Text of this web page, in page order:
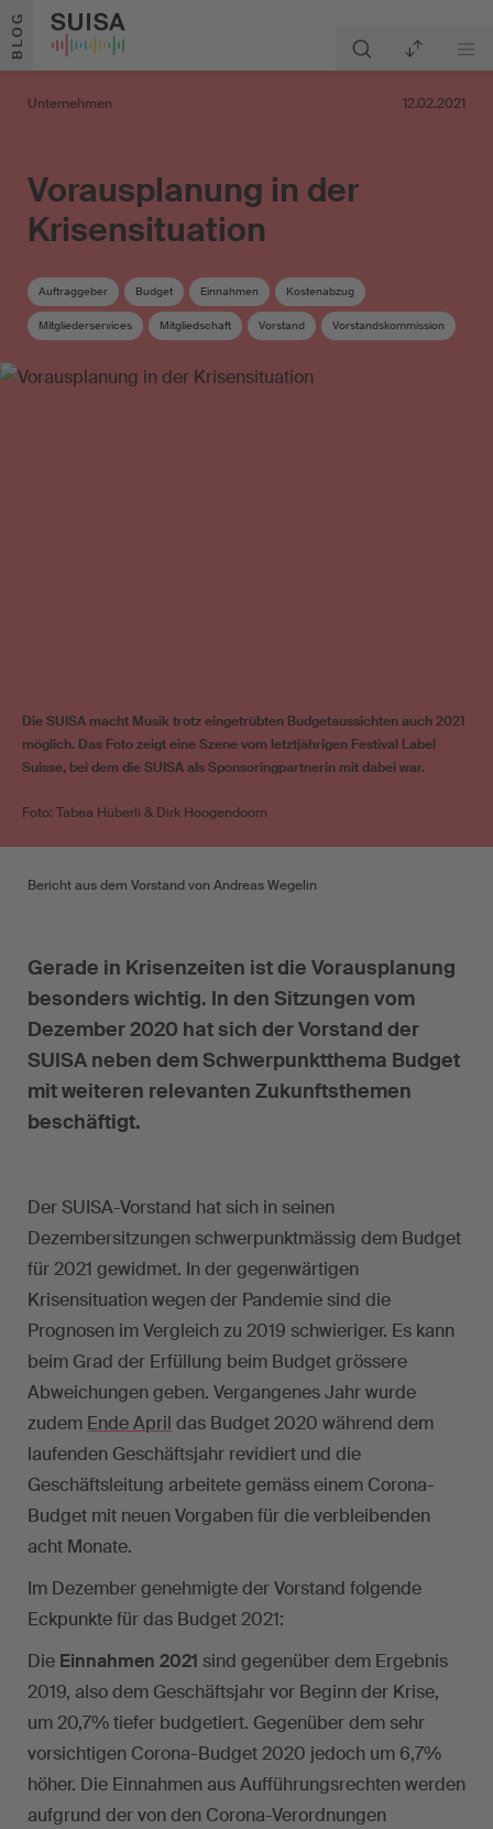
Zum Inhalt springen
BLOG
Unternehmen 12.02.2021
Vorausplanung in der
Krisensituation
Auftraggeber Budget Einnahmen Kostenabzug
Mitgliederservices Mitgliedschaft Vorstand Vorstandskommission
Die SUISA macht Musik trotz eingetrübten Budgetaussichten auch 2021
möglich. Das Foto zeigt eine Szene vom letztjährigen Festival Label
Suisse, bei dem die SUISA als Sponsoringpartnerin mit dabei war.
Foto: Tabea Hüberli & Dirk Hoogendoorn
Bericht aus dem Vorstand von Andreas Wegelin
Gerade in Krisenzeiten ist die Vorausplanung
besonders wichtig. In den Sitzungen vom
Dezember 2020 hat sich der Vorstand der
SUISA neben dem Schwerpunktthema Budget
mit weiteren relevanten Zukunftsthemen
beschäftigt.
Der SUISA-Vorstand hat sich in seinen
Dezembersitzungen schwerpunktmässig dem Budget
für 2021 gewidmet. In der gegenwärtigen
Krisensituation wegen der Pandemie sind die
Prognosen im Vergleich zu 2019 schwieriger. Es kann
beim Grad der Erfüllung beim Budget grössere
Abweichungen geben. Vergangenes Jahr wurde
zudem Ende April das Budget 2020 während dem
laufenden Geschäftsjahr revidiert und die
Geschäftsleitung arbeitete gemäss einem Corona-
Budget mit neuen Vorgaben für die verbleibenden
acht Monate.
Im Dezember genehmigte der Vorstand folgende
Eckpunkte für das Budget 2021:
Die Einnahmen 2021 sind gegenüber dem Ergebnis
2019, also dem Geschäftsjahr vor Beginn der Krise,
um 20,7% tiefer budgetiert. Gegenüber dem sehr
vorsichtigen Corona-Budget 2020 jedoch um 6,7%
höher. Die Einnahmen aus Aufführungsrechten werden
aufgrund der von den Corona-Verordnungen